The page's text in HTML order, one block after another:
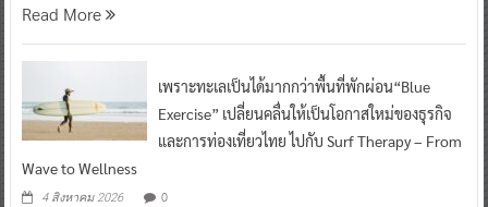
Read More
เพราะทะเลเป็นได้มากกว่าพื้นที่พักผ่อน“Blue
Exercise” เปลี่ยนคลื่นให้เป็นโอกาสใหม่ของธุรกิจ
และการท่องเที่ยวไทย ไปกับ Surf Therapy – From
Wave to Wellness
4 สิงหาคม 2026 0